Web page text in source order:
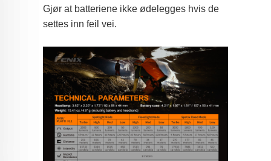
Gjør at batteriene ikke ødelegges hvis de
settes inn feil vei.